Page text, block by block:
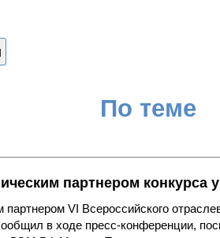
По теме
партнером конкурса
VI Всероссийского
в ходе пресс-конференции,